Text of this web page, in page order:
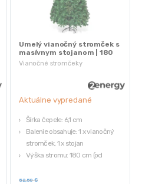
Vianočné stromčeky
Umelý vianočný stromček s
masívnym stojanom | 180
cm
Aktuálne vypredané
Šírka čepele: 6,1 cm
Balenie obsahuje: 1 x vianočný
stromček, 1 x stojan
Výška stromu: 180 cm (od
stromu)
52,50€